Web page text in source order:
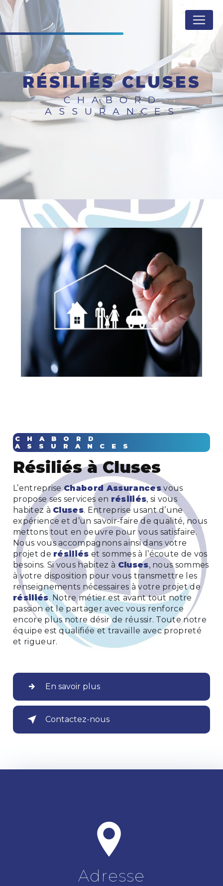
RÉSILIÉS CLUSES
CHABORD
ASSURANCES
CHABORD
ASSURANCES
résiliés à Cluses
L’entrepriseChabord Assurancesvous
propose ses services en résiliés, si vous
habitez à Cluses. Entreprise usant d’une
expérience et d’un savoir-faire de qualité, nous
mettons tout en oeuvre pour vous satisfaire.
Nous vous accompagnons ainsi dans votre
projet de résiliés et sommes à l’écoute de vos
besoins. Si vous habitez à Cluses, nous sommes
à votre disposition pour vous transmettre les
renseignements nécessaires à votre projet de
résiliés. Notre métier est avant tout notre
passion et le partager avec vous renforce
encore plus notre désir de réussir. Toute notre
équipe est qualifiée et travaille avec propreté
et rigueur.
En savoir plus
Contactez-nous
Adresse
Panneau de gestion des cookies